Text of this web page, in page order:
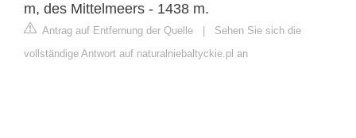
m, des Mittelmeers - 1438 m.
Antrag auf Entfernung der Quelle
Sehen Sie sich die
vollständige Antwort auf naturalniebaltyckie.pl an